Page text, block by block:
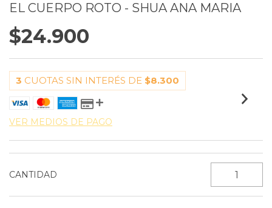
EL CUERPO ROTO - SHUA ANA MARIA
$24.900
3 CUOTAS SIN INTERÉS DE $8.300
VER MEDIOS DE PAGO
CANTIDAD